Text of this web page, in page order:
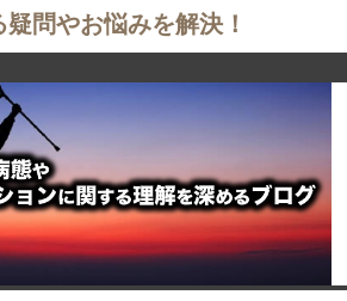
問やお悩みを解決！